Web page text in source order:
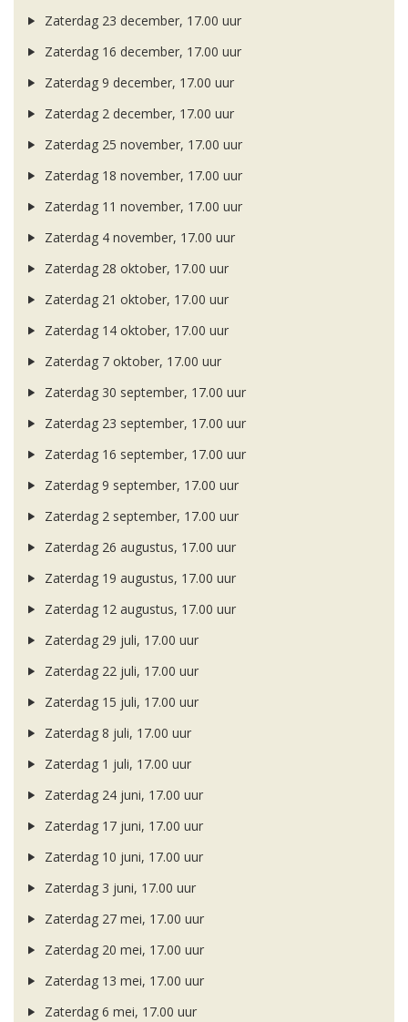
Zaterdag 23 december, 17.00 uur
Zaterdag 16 december, 17.00 uur
Zaterdag 9 december, 17.00 uur
Zaterdag 2 december, 17.00 uur
Zaterdag 25 november, 17.00 uur
Zaterdag 18 november, 17.00 uur
Zaterdag 11 november, 17.00 uur
Zaterdag 4 november, 17.00 uur
Zaterdag 28 oktober, 17.00 uur
Zaterdag 21 oktober, 17.00 uur
Zaterdag 14 oktober, 17.00 uur
Zaterdag 7 oktober, 17.00 uur
Zaterdag 30 september, 17.00 uur
Zaterdag 23 september, 17.00 uur
Zaterdag 16 september, 17.00 uur
Zaterdag 9 september, 17.00 uur
Zaterdag 2 september, 17.00 uur
Zaterdag 26 augustus, 17.00 uur
Zaterdag 19 augustus, 17.00 uur
Zaterdag 12 augustus, 17.00 uur
Zaterdag 29 juli, 17.00 uur
Zaterdag 22 juli, 17.00 uur
Zaterdag 15 juli, 17.00 uur
Zaterdag 8 juli, 17.00 uur
Zaterdag 1 juli, 17.00 uur
Zaterdag 24 juni, 17.00 uur
Zaterdag 17 juni, 17.00 uur
Zaterdag 10 juni, 17.00 uur
Zaterdag 3 juni, 17.00 uur
Zaterdag 27 mei, 17.00 uur
Zaterdag 20 mei, 17.00 uur
Zaterdag 13 mei, 17.00 uur
Zaterdag 6 mei, 17.00 uur